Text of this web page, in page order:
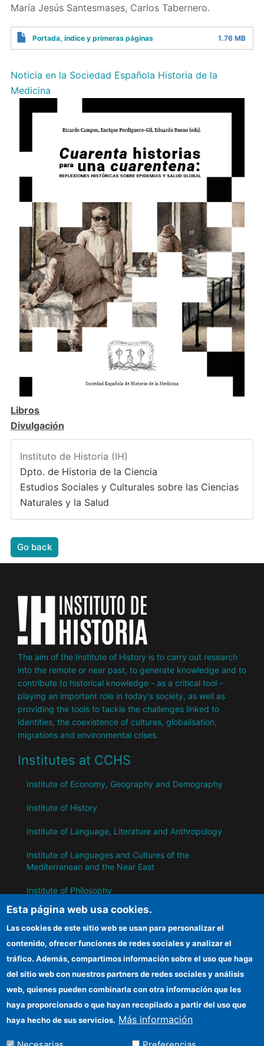
María Jesús Santesmases, Carlos Tabernero.
Portada, índice y primeras páginas 1.76 MB
Noticia en la Sociedad Española Historia de la
Medicina
Libros
Divulgación
Instituto de Historia (IH)
Dpto. de Historia de la Ciencia
Estudios Sociales y Culturales sobre las Ciencias
Naturales y la Salud
Go back
The aim of the Institute of History is to carry out research
into the remote or near past, to generate knowledge and to
contribute to historical knowledge - as a critical tool -
playing an important role in today's society, as well as
providing the tools to tackle the challenges linked to
identities, the coexistence of cultures, globalisation,
migrations and environmental crises.
Institutes at CCHS
Institute of Economy, Geography and Demography
Institute of History
Institute of Language, Literature and Anthropology
Institute of Languages ​​and Cultures of the
Mediterranean and the Near East
Institute of Philosophy
Institute of Public Policies and Goods
IH
CSIC Electronic Office
Information for suppliers
Funding entities
Esta página web usa cookies.
Las cookies de este sitio web se usan para personalizar el
contenido, ofrecer funciones de redes sociales y analizar el
tráfico. Además, compartimos información sobre el uso que haga
del sitio web con nuestros partners de redes sociales y análisis
web, quienes pueden combinarla con otra información que les
haya proporcionado o que hayan recopilado a partir del uso que
haya hecho de sus servicios. Más información